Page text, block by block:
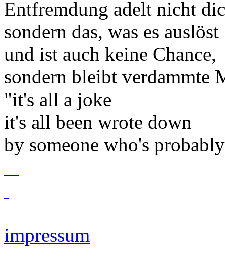
Entfremdung adelt nicht
sondern das, was es auslöst
und ist auch keine Chance,
sondern bleibt verdammte
"it's all a joke
it's all been wrote down
by someone who's
impressum